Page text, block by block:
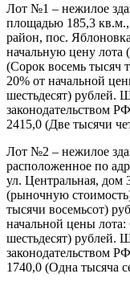
Лот №1 – нежилое
площадью 185,3 кв.м.,
район, пос.
начальную цену лота
(Сорок восемь тысяч
20% от начальной
шестьдесят) рублей.
законодательством
2415,0 (Две тысячи
Лот №2 – нежилое
расположенное по
ул. Центральная, дом
(рыночную
тысячи восемьсот)
начальной цены лота:
шестьдесят) рублей.
законодательством
1740,0 (Одна тысяча